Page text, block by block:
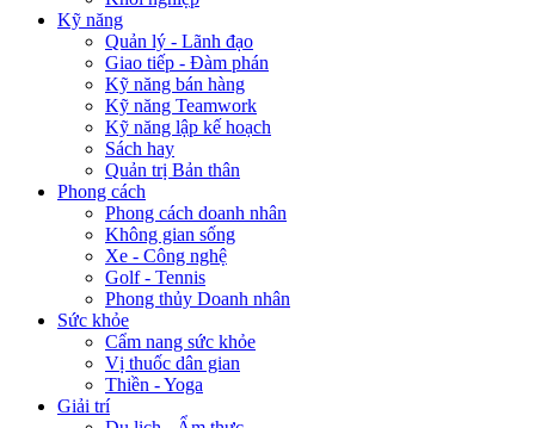
Kỹ năng
Quản lý - Lãnh đạo
Giao tiếp - Đàm phán
Kỹ năng bán hàng
Kỹ năng Teamwork
Kỹ năng lập kế hoạch
Sách hay
Quản trị Bản thân
Phong cách
Phong cách doanh nhân
Không gian sống
Xe - Công nghệ
Golf - Tennis
Phong thủy Doanh nhân
Sức khỏe
Cẩm nang sức khỏe
Vị thuốc dân gian
Thiền - Yoga
Giải trí